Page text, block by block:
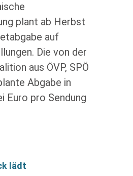
plant ab Herbst
auf
Die von der
aus ÖVP, SPÖ
Abgabe in
Euro pro Sendung
lädt